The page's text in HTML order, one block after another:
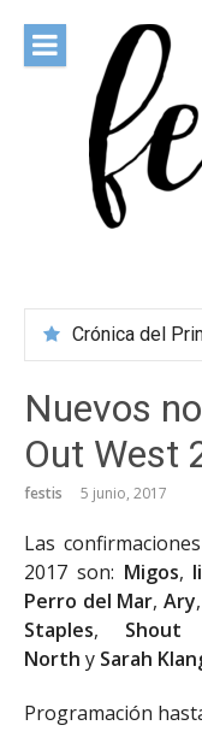
contenido
Nuevos
Out West
festis 5 junio, 2017
Las
2017 son: Migos,
Perro del Mar, Ary,
Staples, Shout
North y Sarah
Programación